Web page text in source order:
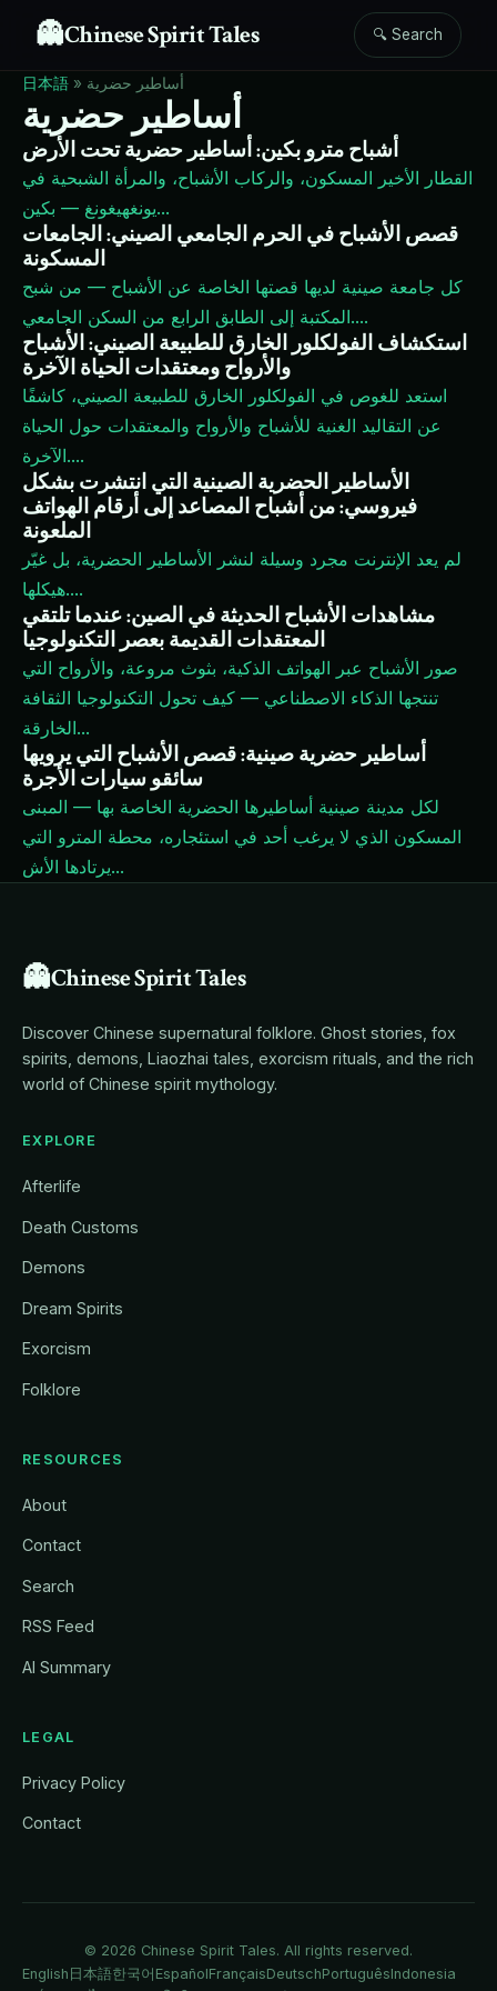
👻Chinese Spirit Tales 🔍 Search
日本語 » أساطير حضرية
أساطير حضرية
أشباح مترو بكين: أساطير حضرية تحت الأرض
القطار الأخير المسكون، والركاب الأشباح، والمرأة الشبحية في
يونغهيغونغ — بكين...
قصص الأشباح في الحرم الجامعي الصيني: الجامعات
المسكونة
كل جامعة صينية لديها قصتها الخاصة عن الأشباح — من شبح
المكتبة إلى الطابق الرابع من السكن الجامعي....
استكشاف الفولكلور الخارق للطبيعة الصيني: الأشباح
والأرواح ومعتقدات الحياة الآخرة
استعد للغوص في الفولكلور الخارق للطبيعة الصيني، كاشفًا
عن التقاليد الغنية للأشباح والأرواح والمعتقدات حول الحياة
الآخرة....
الأساطير الحضرية الصينية التي انتشرت بشكل
فيروسي: من أشباح المصاعد إلى أرقام الهواتف
الملعونة
لم يعد الإنترنت مجرد وسيلة لنشر الأساطير الحضرية، بل غيّر
هيكلها....
مشاهدات الأشباح الحديثة في الصين: عندما تلتقي
المعتقدات القديمة بعصر التكنولوجيا
صور الأشباح عبر الهواتف الذكية، بثوث مروعة، والأرواح التي
تنتجها الذكاء الاصطناعي — كيف تحول التكنولوجيا الثقافة
الخارقة...
أساطير حضرية صينية: قصص الأشباح التي يرويها
سائقو سيارات الأجرة
لكل مدينة صينية أساطيرها الحضرية الخاصة بها — المبنى
المسكون الذي لا يرغب أحد في استئجاره، محطة المترو التي
يرتادها الأش...
👻Chinese Spirit Tales
Discover Chinese supernatural folklore. Ghost stories, fox
spirits, demons, Liaozhai tales, exorcism rituals, and the rich
world of Chinese spirit mythology.
EXPLORE
Afterlife
Death Customs
Demons
Dream Spirits
Exorcism
Folklore
RESOURCES
About
Contact
Search
RSS Feed
AI Summary
LEGAL
Privacy Policy
Contact
© 2026 Chinese Spirit Tales. All rights reserved.
English 日本語한국어 EspañolFrançaisDeutschPortuguêsIndonesia